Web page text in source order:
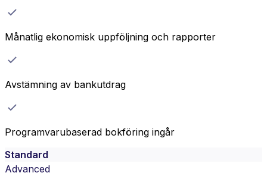
Månatlig ekonomisk uppföljning och rapporter
Avstämning av bankutdrag
Programvarubaserad bokföring ingår
Standard
Advanced